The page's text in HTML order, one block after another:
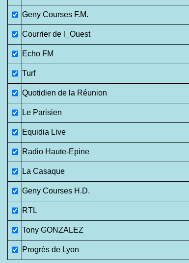
Geny Courses F.M.
Courrier de l_Ouest
Echo FM
Turf
Quotidien de la Réunion
Le Parisien
Equidia Live
Radio Haute-Epine
La Casaque
Geny Courses H.D.
RTL
Tony GONZALEZ
Progrès de Lyon